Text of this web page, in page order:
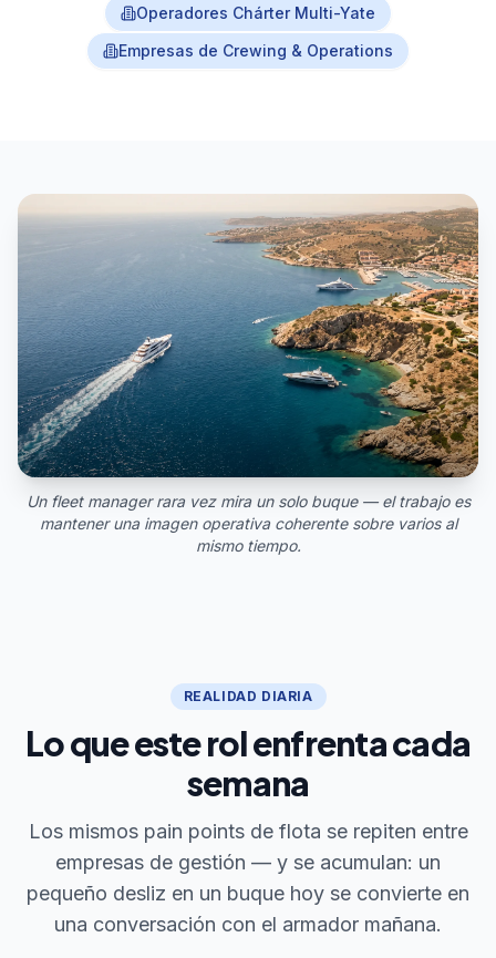
Operadores Chárter Multi-Yate
Empresas de Crewing & Operations
Un fleet manager rara vez mira un solo buque — el trabajo es
mantener una imagen operativa coherente sobre varios al
mismo tiempo.
REALIDAD DIARIA
Lo que este rol enfrenta cada
semana
Los mismos pain points de flota se repiten entre
empresas de gestión — y se acumulan: un
pequeño desliz en un buque hoy se convierte en
una conversación con el armador mañana.